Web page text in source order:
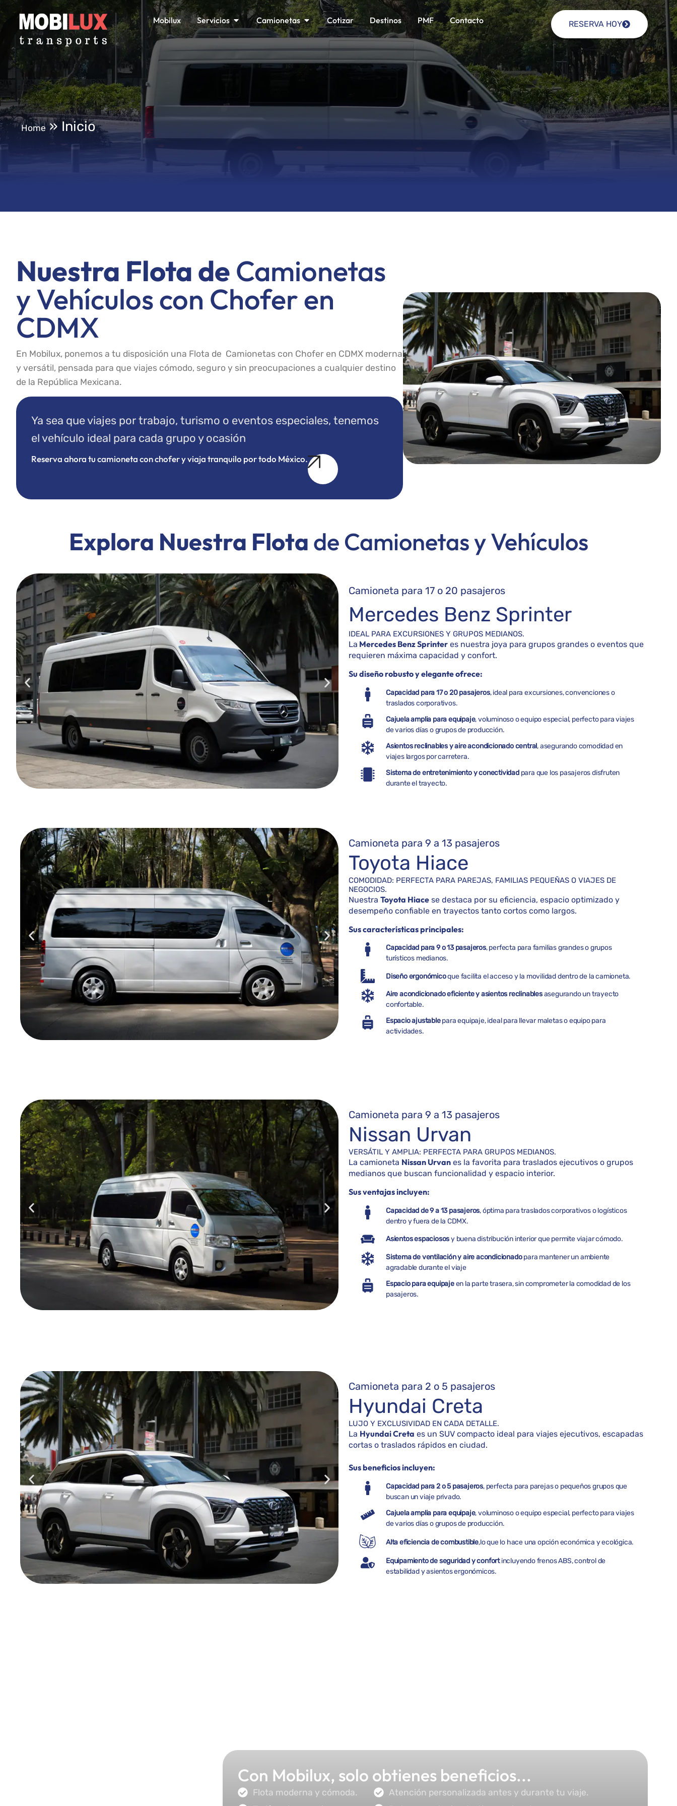
Mobilux Servicios Camionetas Cotizar Destinos PMF Contacto RESERVA HOY
Home»Inicio
Nuestra Flota deCamionetas
y Vehículos con Chofer en
CDMX
En Mobilux, ponemos a tu disposición una Flota de Camionetas con Chofer en CDMX moderna
y versátil, pensada para que viajes cómodo, seguro y sin preocupaciones a cualquier destino
de la República Mexicana.
Ya sea que viajes por trabajo, turismo o eventos especiales, tenemos
el vehículo ideal para cada grupo y ocasión
Reserva ahora tu camioneta con chofer y viaja tranquilo por todo México.
Explora Nuestra Flota de Camionetas y Vehículos
Camioneta para 17 o 20 pasajeros
Mercedes Benz Sprinter
IDEAL PARA EXCURSIONES Y GRUPOS MEDIANOS.
La Mercedes Benz Sprinter es nuestra joya para grupos grandes o eventos que
requieren máxima capacidad y confort.
Su diseño robusto y elegante ofrece:
Capacidad para 17 o 20 pasajeros, ideal para excursiones, convenciones o
traslados corporativos.
Cajuela amplia para equipaje, voluminoso o equipo especial, perfecto para viajes
de varios días o grupos de producción.
Asientos reclinables y aire acondicionado central, asegurando comodidad en
viajes largos por carretera.
Sistema de entretenimiento y conectividadpara que los pasajeros disfruten
durante el trayecto.
Camioneta para 9 a 13 pasajeros
Toyota Hiace
COMODIDAD: PERFECTA PARA PAREJAS, FAMILIAS PEQUEÑAS O VIAJES DE
NEGOCIOS.
Nuestra Toyota Hiace se destaca por su eficiencia, espacio optimizado y
desempeño confiable en trayectos tanto cortos como largos.
Sus características principales:
Capacidad para 9 o 13 pasajeros, perfecta para familias grandes o grupos
turísticos medianos.
Diseño ergonómicoque facilita el acceso y la movilidad dentro de la camioneta.
Aire acondicionado eficiente y asientos reclinablesasegurando un trayecto
confortable.
Espacio ajustablepara equipaje, ideal para llevar maletas o equipo para
actividades.
Camioneta para 9 a 13 pasajeros
Nissan Urvan
VERSÁTIL Y AMPLIA: PERFECTA PARA GRUPOS MEDIANOS.
La camioneta Nissan Urvan es la favorita para traslados ejecutivos o grupos
medianos que buscan funcionalidad y espacio interior.
Sus ventajas incluyen:
Capacidad de 9 a 13 pasajeros, óptima para traslados corporativos o logísticos
dentro y fuera de la CDMX.
Asientos espaciososy buena distribución interior que permite viajar cómodo.
Sistema de ventilación y aire acondicionadopara mantener un ambiente
agradable durante el viaje
Espacio para equipajeen la parte trasera, sin comprometer la comodidad de los
pasajeros.
Camioneta para 2 o 5 pasajeros
Hyundai Creta
LUJO Y EXCLUSIVIDAD EN CADA DETALLE.
La Hyundai Creta es un SUV compacto ideal para viajes ejecutivos, escapadas
cortas o traslados rápidos en ciudad.
Sus beneficios incluyen:
Capacidad para 2 o 5 pasajeros, perfecta para parejas o pequeños grupos que
buscan un viaje privado.
Cajuela amplia para equipaje, voluminoso o equipo especial, perfecto para viajes
de varios días o grupos de producción.
Alta eficiencia de combustible,lo que lo hace una opción económica y ecológica.
Equipamiento de seguridad y confortincluyendo frenos ABS, control de
estabilidad y asientos ergonómicos.
Con Mobilux, solo obtienes beneficios...
Flota moderna y cómoda.
Atención personalizada antes y durante tu viaje.